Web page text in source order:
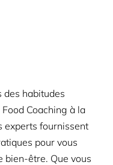
des habitudes
Coaching à la
experts fournissent
pour vous
bien-être. Que vous